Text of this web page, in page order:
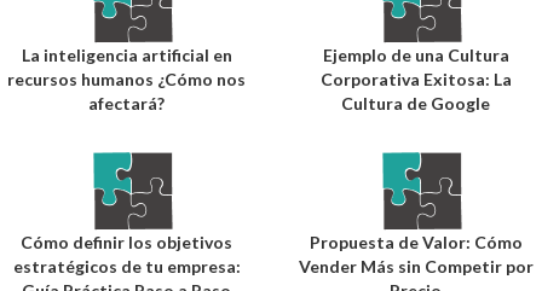
La inteligencia artificial en
recursos humanos ¿Cómo nos
afectará?
Ejemplo de una Cultura
Corporativa Exitosa: La
Cultura de Google
Cómo definir los objetivos
estratégicos de tu empresa:
Propuesta de Valor: Cómo
Vender Más sin Competir por